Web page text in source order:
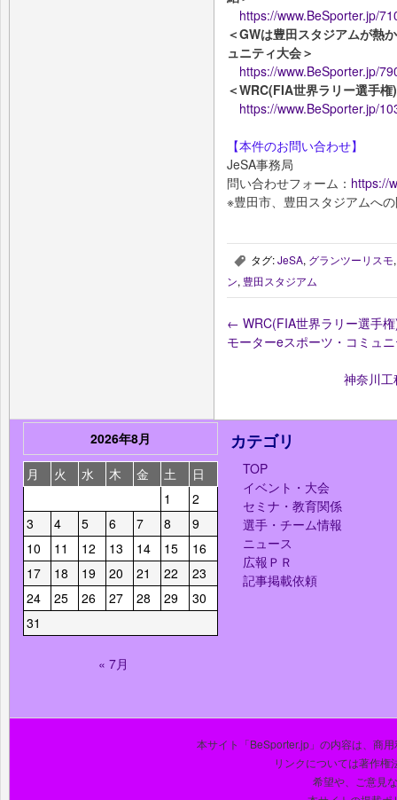
https://www.BeSporter.jp/
＜GWは豊田スタジアムが熱
ュニティ大会＞
https://www.BeSporter.jp/
＜WRC(FIA世界ラリー選手
https://www.BeSporter.jp/
【本件のお問い合わせ】
JeSA事務局
問い合わせフォーム： https://
※豊田市、豊田スタジアムへ
, タグ:JeSA, グランツーリスモ
ン, 豊田スタジアム
← WRC(FIA世界ラリー選手
モーターeスポーツ・コミュ
神奈川
2026年8月
月
火 水 木 金 土
日
1
2
3
4 5 6 7 8
9
10
11 12 13 14 15
16
17
18 19 20 21 22
23
24
25 26 27 28 29
30
31
« 7月
カテゴリ
TOP
イベント・大会
セミナ・教育関係
選手・チーム情報
ニュース
広報ＰＲ
記事掲載依頼
本サイト「BeSporter.jp」の内容は、商
リンクについては著作権
希望や、ご意見